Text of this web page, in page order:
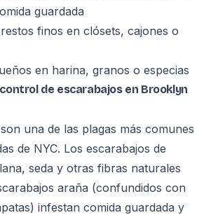
guardada
finos en clósets, cajones o
en harina, granos o especias
de escarabajos en Brooklyn
una de las plagas más comunes
de NYC. Los escarabajos de
seda y otras fibras naturales
araña (confundidos con
infestan comida guardada y